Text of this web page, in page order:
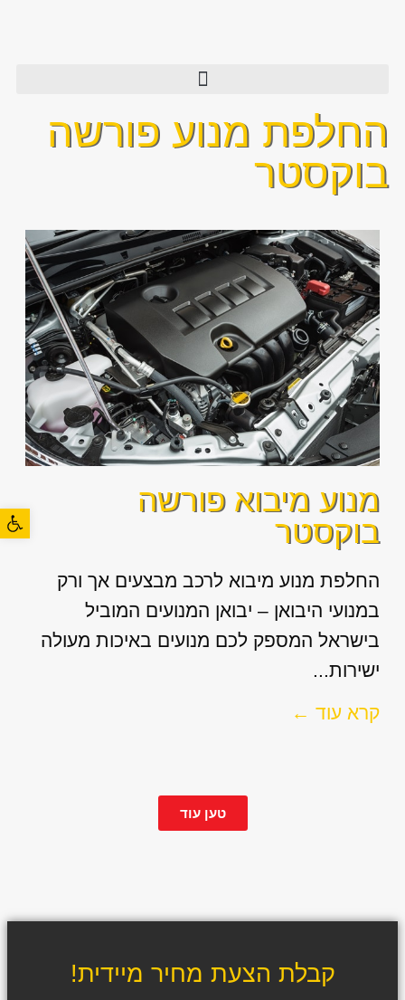
החלפת מנוע פורשה
בוקסטר
מנוע מיבוא פורשה
בוקסטר
החלפת מנוע מיבוא לרכב מבצעים אך ורק
במנועי היבואן – יבואן המנועים המוביל
בישראל המספק לכם מנועים באיכות מעולה
ישירות...
קרא עוד ←
טען עוד
קבלת הצעת מחיר מיידית!
פתח